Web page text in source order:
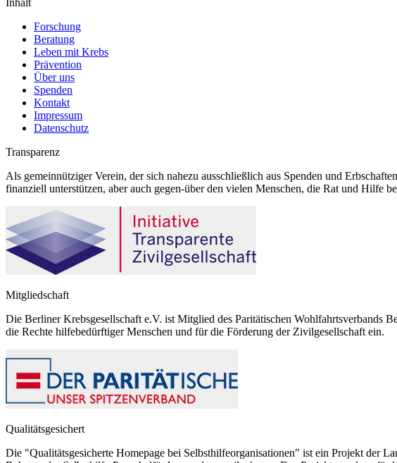
Forschung
Beratung
Leben mit Krebs
Prävention
Über uns
Spenden
Kontakt
Impressum
Datenschutz
Transparenz
Als gemeinnütziger Verein, der sich nahezu ausschließlich aus Spenden und
finanziell unterstützen, aber auch gegen-über den vielen Menschen, die Rat und Hilfe
Mitgliedschaft
Die Berliner Krebsgesellschaft e.V. ist Mitglied des Paritätischen Wohlfahrtsverbands
die Rechte hilfebedürftiger Menschen und für die Förderung der Zivilgesellschaft ein.
Qualitätsgesichert
Die "Qualitätsgesicherte Homepage bei Selbsthilfeorganisationen" ist ein Projekt der